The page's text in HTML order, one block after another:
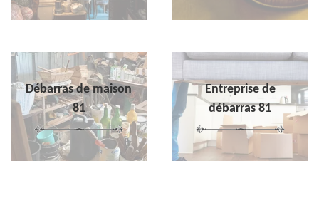
Débarras de maison
81
Entreprise de
débarras 81